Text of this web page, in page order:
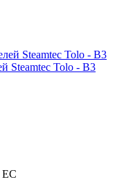
Steamtec Tolo - B3